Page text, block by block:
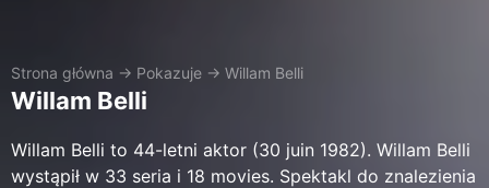
Strona główna → Pokazuje → Willam Belli
Willam Belli
Willam Belli to 44-letni aktor (30 juin 1982). Willam Belli
wystąpił w 33 seria i 18 movies. Spektakl do znalezienia